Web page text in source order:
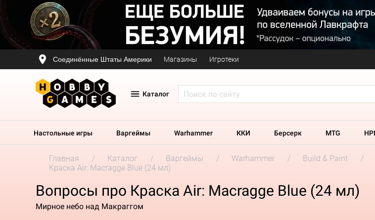
Соединённые Штаты Америки Магазины Игротеки
Каталог
Настольные игры Варгеймы Warhammer ККИ Берсерк MTG
Главная Каталог Варгеймы Warhammer Build & Paint
Краска Air: Macragge Blue (24 мл)
Вопросы про Краска Air: Macragge Blue (24 мл)
Мирное небо над Макраггом